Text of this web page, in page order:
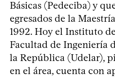
Básicas (Pedeciba) y
egresados de la
1992. Hoy el Instituto
Facultad de Ingeniería
la República (Udelar),
en el área, cuenta con